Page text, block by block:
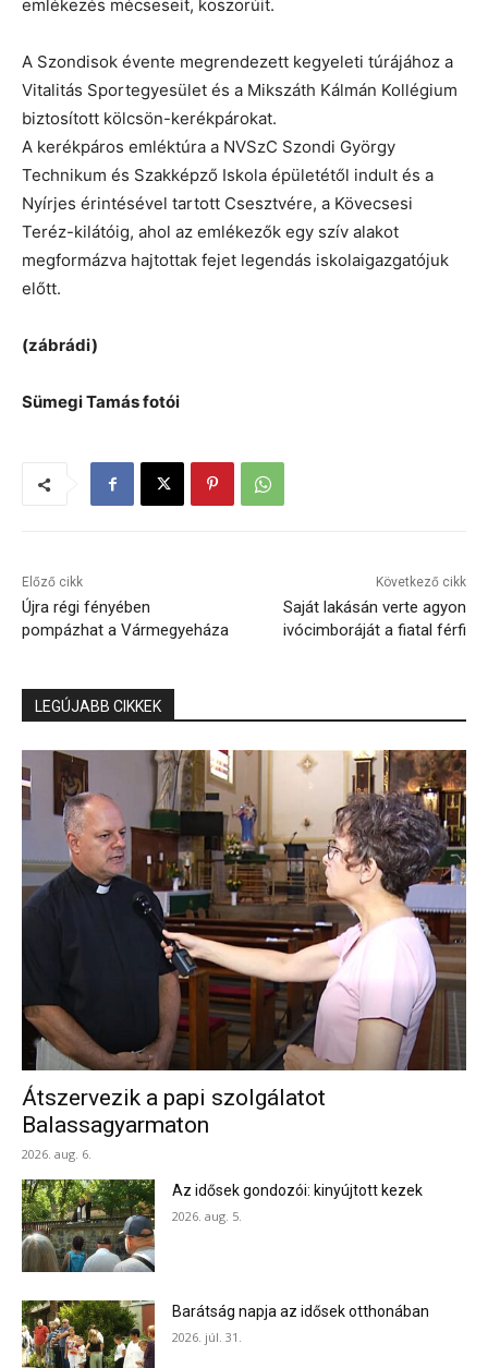
emlékezés mécseseit, koszorúit.
A Szondisok évente megrendezett kegyeleti túrájához a
Vitalitás Sportegyesület és a Mikszáth Kálmán Kollégium
biztosított kölcsön-kerékpárokat.
A kerékpáros emléktúra a NVSzC Szondi György
Technikum és Szakképző Iskola épületétől indult és a
Nyírjes érintésével tartott Csesztvére, a Kövecsesi
Teréz-kilátóig, ahol az emlékezők egy szív alakot
megformázva hajtottak fejet legendás iskolaigazgatójuk
előtt.
(zábrádi)
Sümegi Tamás fotói
Előző cikk
Újra régi fényében
pompázhat a Vármegyeháza
Következő cikk
Saját lakásán verte agyon
ivócimboráját a fiatal férfi
LEGÚJABB CIKKEK
Átszervezik a papi szolgálatot
Balassagyarmaton
2026. aug. 6.
Az idősek gondozói: kinyújtott kezek
2026. aug. 5.
Barátság napja az idősek otthonában
2026. júl. 31.